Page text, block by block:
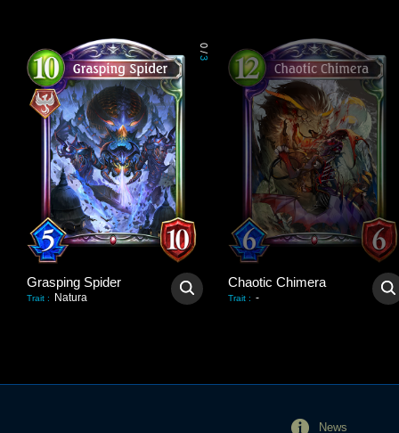
0
/
3
Grasping Spider
Trait : Natura
Chaotic Chimera
Trait : -
News